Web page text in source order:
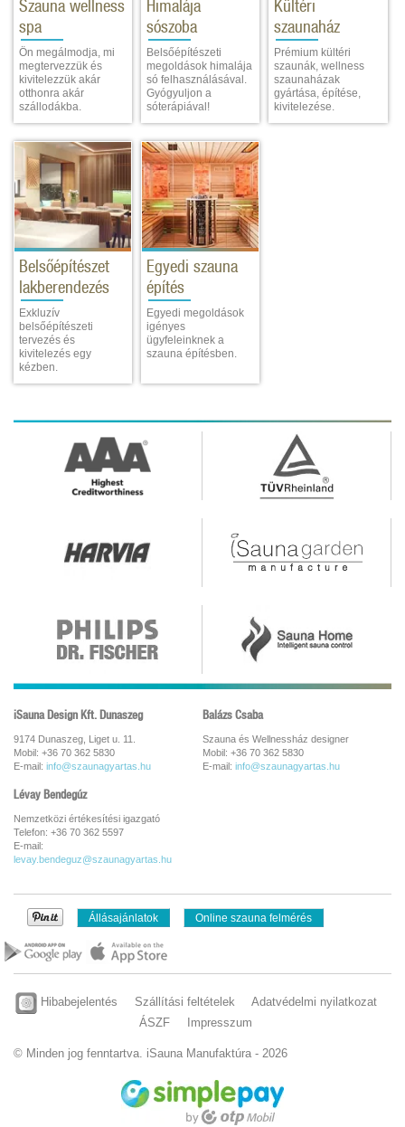
Szauna wellness
spa
Ön megálmodja, mi
megtervezzük és
kivitelezzük akár
otthonra akár
szállodákba.
Himalája
sószoba
Belsőépítészeti
megoldások himalája
só felhasználásával.
Gyógyuljon a
sóterápiával!
Kültéri
szaunaház
Prémium kültéri
szaunák, wellness
szaunaházak
gyártása, építése,
kivitelezése.
Belsőépítészet
lakberendezés
Exkluzív
belsőépítészeti
tervezés és
kivitelezés egy
kézben.
Egyedi szauna
építés
Egyedi megoldások
igényes
ügyfeleinknek a
szauna építésben.
iSauna Design Kft. Dunaszeg
9174 Dunaszeg, Liget u. 11.
Mobil: +36 70 362 5830
E-mail: info@szaunagyartas.hu
Balázs Csaba
Szauna és Wellnessház designer
Mobil: +36 70 362 5830
E-mail: info@szaunagyartas.hu
Lévay Bendegúz
Nemzetközi értékesítési igazgató
Telefon: +36 70 362 5597
E-mail:
levay.bendeguz@szaunagyartas.hu
Állásajánlatok Online szauna felmérés
Hibabejelentés Szállítási feltételek
Adatvédelmi nyilatkozat
ÁSZF
Impresszum
© Minden jog fenntartva. iSauna Manufaktúra - 2026